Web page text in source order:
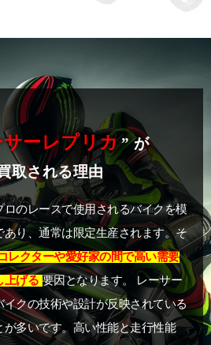
ーレプリカ” が
取される理由
ロのレースで使用されるバイクを模
あり、通常は限定生産されます。そ
レクターや愛好家の間で高い需要
上げる 要因となります。 レーサー
イクの技術や設計が反映されている
が多いです。高い性能と走行性能